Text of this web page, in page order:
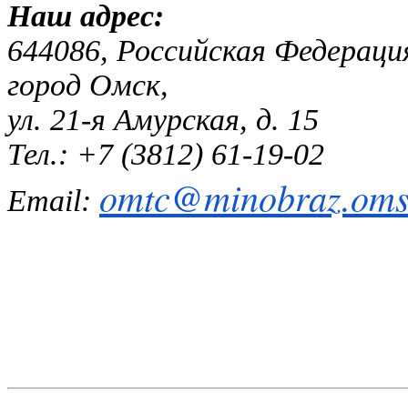
Наш
644086, Российская
город Омск,
ул. 21-я Амурская, д. 15
Тел.: +7 (3812) 61-19-02
Email: